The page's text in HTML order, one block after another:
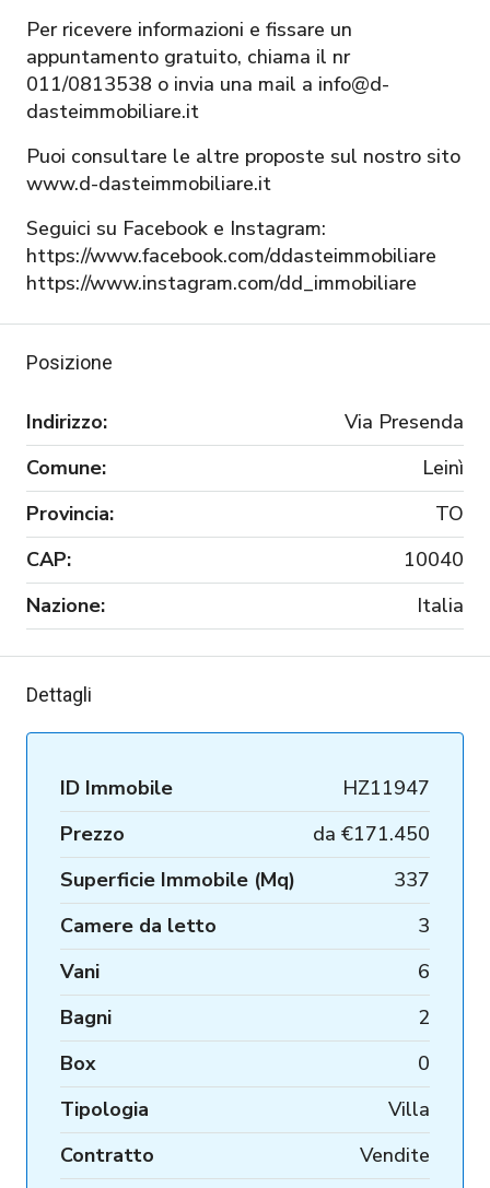
Per ricevere informazioni e fissare un
appuntamento gratuito, chiama il nr
011/0813538 o invia una mail a info@d-
dasteimmobiliare.it
Puoi consultare le altre proposte sul nostro sito
www.d-dasteimmobiliare.it
Seguici su Facebook e Instagram:
https://www.facebook.com/ddasteimmobiliare
https://www.instagram.com/dd_immobiliare
Posizione
Indirizzo:
Via Presenda
Comune:
Leinì
Provincia:
TO
CAP:
10040
Nazione:
Italia
Dettagli
ID Immobile
HZ11947
Prezzo
da €171.450
Superficie Immobile (Mq)
337
Camere da letto
3
Vani
6
Bagni
2
Box
0
Tipologia
Villa
Contratto
Vendite